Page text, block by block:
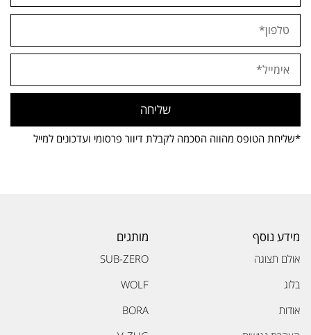
שליחה
*שליחת הטופס מהווה הסכמה לקבלת דיוור פרסומי ועדכונים למייל
מידע נוסף
אולם תצוגה
בלוג
אודות
מותגים
SUB-ZERO
WOLF
BORA